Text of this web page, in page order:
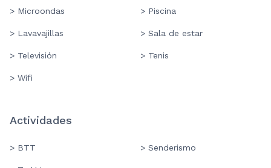
> Microondas > Piscina
> Lavavajillas > Sala de estar
> Televisión > Tenis
> Wifi
Actividades
> BTT > Senderismo